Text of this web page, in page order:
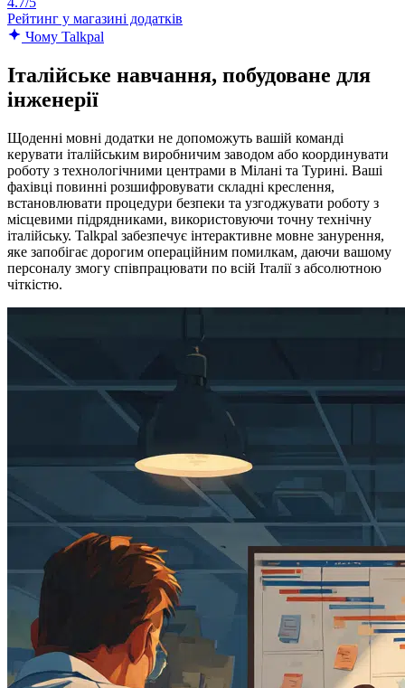
Рейтинг у магазині додатків
Чому Talkpal
Італійське навчання, побудоване для
інженерії
Щоденні мовні додатки не допоможуть вашій команді
керувати італійським виробничим заводом або координувати
роботу з технологічними центрами в Мілані та Турині. Ваші
фахівці повинні розшифровувати складні креслення,
встановлювати процедури безпеки та узгоджувати роботу з
місцевими підрядниками, використовуючи точну технічну
італійську. Talkpal забезпечує інтерактивне мовне занурення,
яке запобігає дорогим операційним помилкам, даючи вашому
персоналу змогу співпрацювати по всій Італії з абсолютною
чіткістю.